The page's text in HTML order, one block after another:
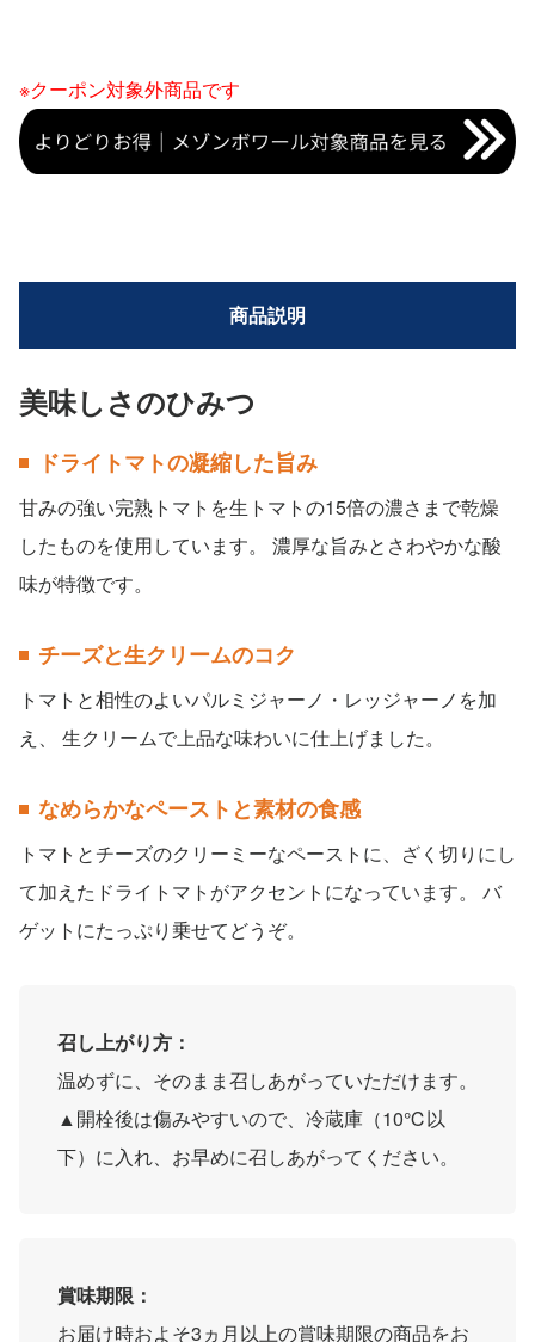
※クーポン対象外商品です
商品説明
美味しさのひみつ
ドライトマトの凝縮した旨み
甘みの強い完熟トマトを生トマトの15倍の濃さまで乾燥
したものを使用しています。 濃厚な旨みとさわやかな酸
味が特徴です。
チーズと生クリームのコク
トマトと相性のよいパルミジャーノ・レッジャーノを加
え、 生クリームで上品な味わいに仕上げました。
なめらかなペーストと素材の食感
トマトとチーズのクリーミーなペーストに、ざく切りにし
て加えたドライトマトがアクセントになっています。 バ
ゲットにたっぷり乗せてどうぞ。
召し上がり方：
温めずに、そのまま召しあがっていただけます。
▲開栓後は傷みやすいので、冷蔵庫（10℃以
下）に入れ、お早めに召しあがってください。
賞味期限：
お届け時およそ3ヵ月以上の賞味期限の商品をお